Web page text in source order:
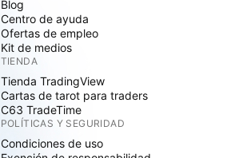
Blog
Centro de ayuda
Ofertas de empleo
Kit de medios
TIENDA
Tienda TradingView
Cartas de tarot para traders
C63 TradeTime
POLÍTICAS Y SEGURIDAD
Condiciones de uso